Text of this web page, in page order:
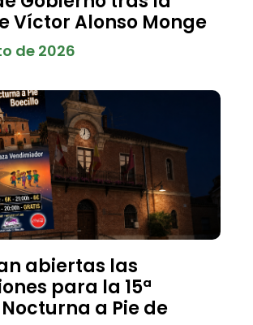
Víctor Alonso Monge
de 2026
abiertas las
para la 15ª
a Pie de